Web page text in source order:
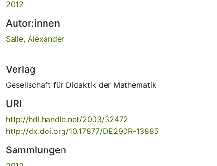
2012
Autor:innen
Salle, Alexander
Verlag
Gesellschaft für Didaktik der Mathematik
URI
http://hdl.handle.net/2003/32472
http://dx.doi.org/10.17877/DE290R-13885
Sammlungen